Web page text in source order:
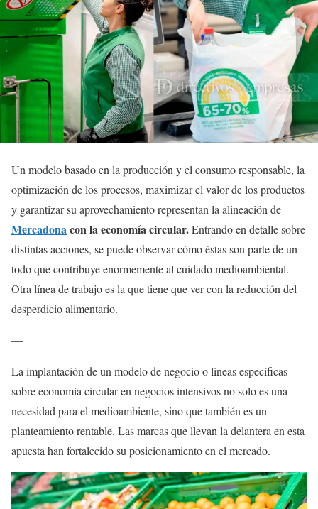
Un modelo basado en la producción y el consumo responsable, la
optimización de los procesos, maximizar el valor de los productos
y garantizar su aprovechamiento representan la alineación de
Mercadonacon la economía circular.Entrando en detalle sobre
distintas acciones, se puede observar cómo éstas son parte de un
todo que contribuye enormemente al cuidado medioambiental.
Otra línea de trabajo es la que tiene que ver con la reducción del
desperdicio alimentario.
—
La implantación de un modelo de negocio o líneas específicas
sobre economía circular en negocios intensivos no solo es una
necesidad para el medioambiente, sino que también es un
planteamiento rentable. Las marcas que llevan la delantera en esta
apuesta han fortalecido su posicionamiento en el mercado.